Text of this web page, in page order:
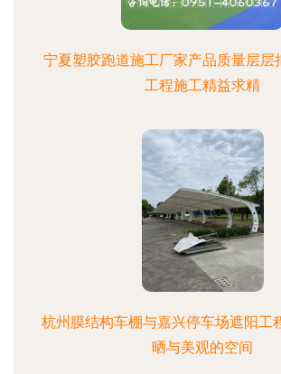
宁夏塑胶跑道施工厂家产品质量层层
工程施工精益求精
杭州膜结构车棚与嘉兴停车场遮阳工
晒与美观的空间